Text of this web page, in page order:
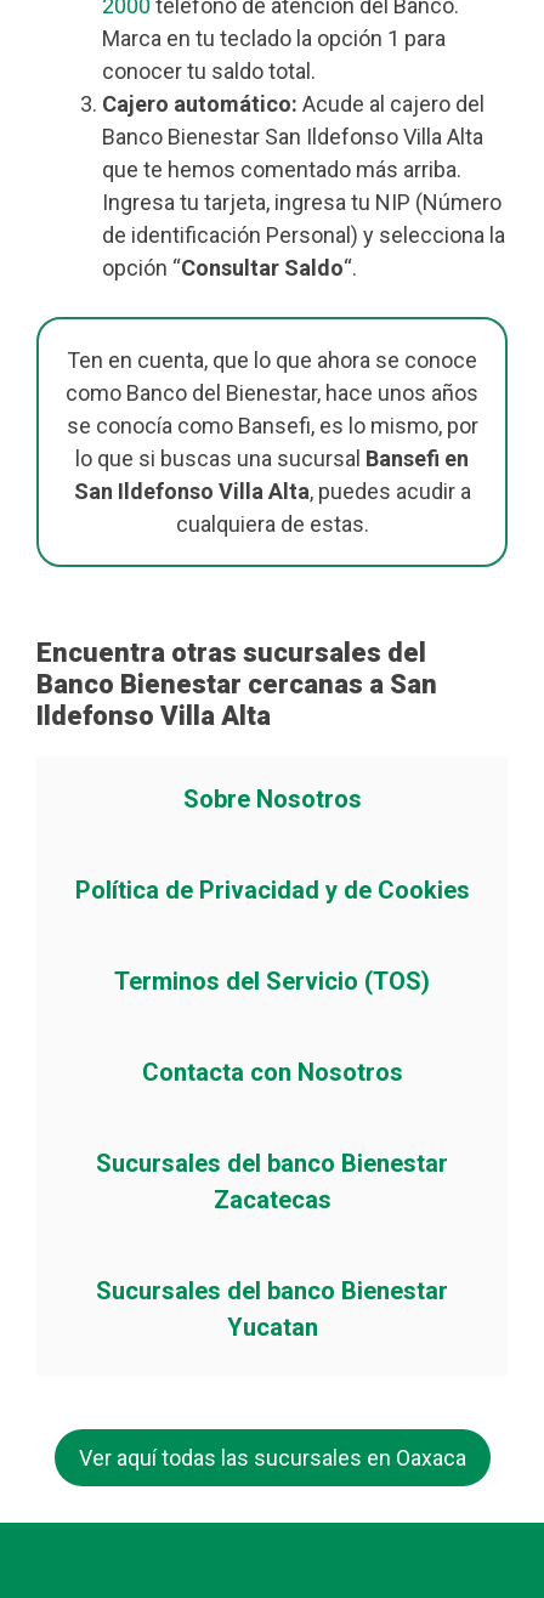
2000 teléfono de atención del Banco.
Marca en tu teclado la opción 1 para
conocer tu saldo total.
Cajero automático: Acude al cajero del
Banco Bienestar San Ildefonso Villa Alta
que te hemos comentado más arriba.
Ingresa tu tarjeta, ingresa tu NIP (Número
de identificación Personal) y selecciona la
opción “Consultar Saldo“.
Ten en cuenta, que lo que ahora se conoce
como Banco del Bienestar, hace unos años
se conocía como Bansefi, es lo mismo, por
lo que si buscas una sucursal Bansefi en
San Ildefonso Villa Alta, puedes acudir a
cualquiera de estas.
Encuentra otras sucursales del
Banco Bienestar cercanas a San
Ildefonso Villa Alta
Sobre Nosotros
Política de Privacidad y de Cookies
Terminos del Servicio (TOS)
Contacta con Nosotros
Sucursales del banco Bienestar
Zacatecas
Sucursales del banco Bienestar
Yucatan
Ver aquí todas las sucursales en Oaxaca